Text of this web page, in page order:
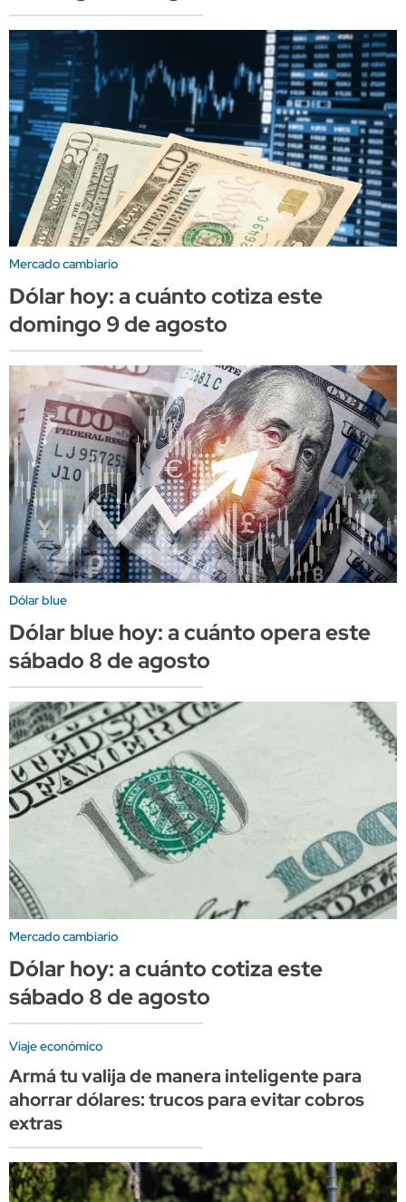
Mercado cambiario
Dólar hoy: a cuánto cotiza este
domingo 9 de agosto
Dólar blue
Dólar blue hoy: a cuánto opera este
sábado 8 de agosto
Mercado cambiario
Dólar hoy: a cuánto cotiza este
sábado 8 de agosto
Viaje económico
Armá tu valija de manera inteligente para
ahorrar dólares: trucos para evitar cobros
extras